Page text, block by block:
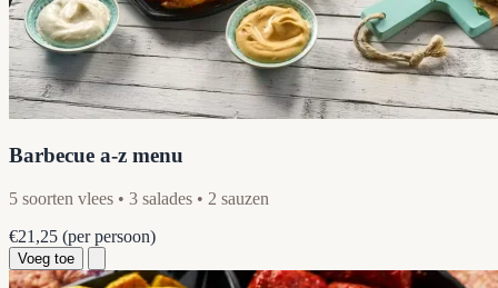
Barbecue a-z menu
5 soorten vlees • 3 salades • 2 sauzen
€21,25 (per persoon)
Voeg toe